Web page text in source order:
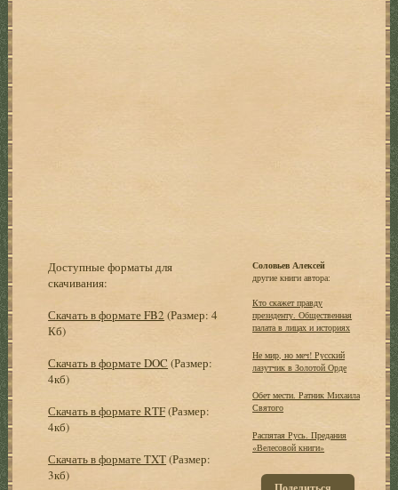
Доступные форматы для
скачивания:
Скачать в формате FB2 (Размер: 4
Кб)
Скачать в формате DOC (Размер:
4кб)
Скачать в формате RTF(Размер:
4кб)
Скачать в формате TXT(Размер:
3кб)
Соловьев Алексей
другие книги автора:
Кто скажет правду
президенту. Общественная
палата в лицах и историях
Не мир, но меч! Русский
лазутчик в Золотой Орде
Обет мести. Ратник Михаила
Святого
Распятая Русь. Предания
«Велесовой книги»